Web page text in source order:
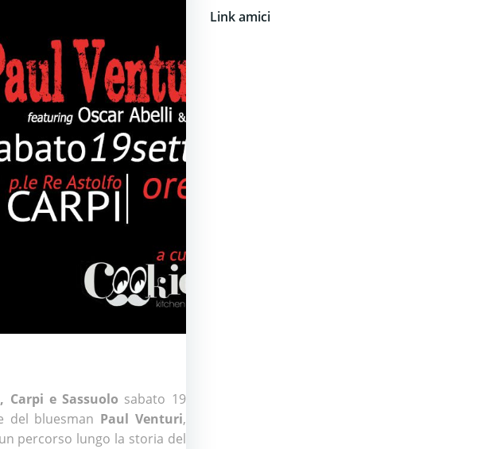
Carpi e Sassuolo sabato 19
del bluesman Paul Venturi,
percorso lungo la storia del
Link amici